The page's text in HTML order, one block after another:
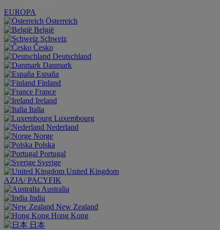
EUROPA
Österreich
België
Schweiz
Česko
Deutschland
Danmark
España
Finland
France
Ireland
Italia
Luxembourg
Nederland
Norge
Polska
Portugal
Sverige
United Kingdom
AZJA/ PACYFIK
Australia
India
New Zealand
Hong Kong
日本